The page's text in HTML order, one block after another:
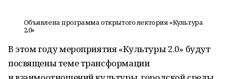
Объявлена программа открытого лектория «Культура
2.0»
В этом году мероприятия «Культуры 2.0» будут
посвящены теме трансформации